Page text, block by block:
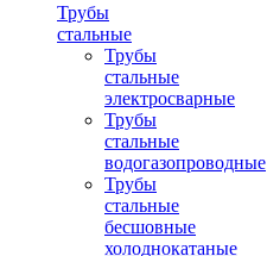
Трубы
стальные
Трубы
стальные
электросварные
Трубы
стальные
водогазопроводные
Трубы
стальные
бесшовные
холоднокатаные